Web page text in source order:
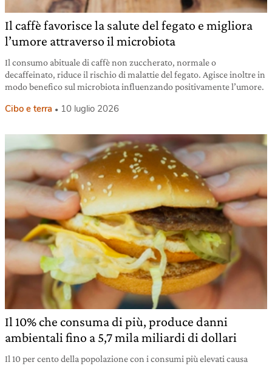
Il caffè favorisce la salute del fegato e migliora
l’umore attraverso il microbiota
Il consumo abituale di caffè non zuccherato, normale o
decaffeinato, riduce il rischio di malattie del fegato. Agisce inoltre in
modo benefico sul microbiota influenzando positivamente l’umore.
Cibo e terra 10 luglio 2026
Il 10% che consuma di più, produce danni
ambientali fino a 5,7 mila miliardi di dollari
Il 10 per cento della popolazione con i consumi più elevati causa